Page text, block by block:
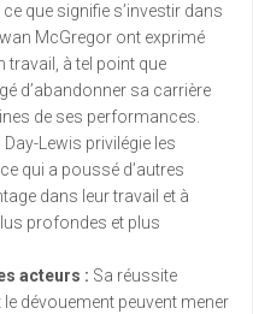
que signifie s’investir dans
McGregor ont exprimé
travail, à tel point que
d’abandonner sa carrière
de ses performances.
Day-Lewis privilégie les
qui a poussé d’autres
dans leur travail et à
profondes et plus
acteurs : Sa réussite
dévouement peuvent mener